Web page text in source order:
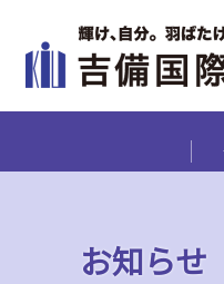
お知らせ